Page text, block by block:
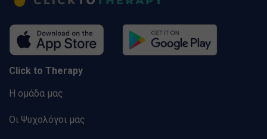
Click to Therapy
Η ομάδα μας
Οι Ψυχολόγοι μας